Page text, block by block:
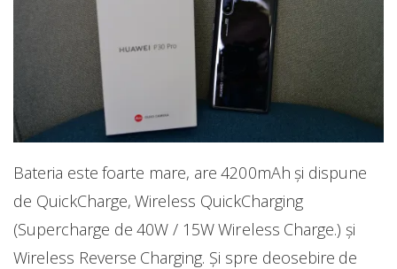
Bateria este foarte mare, are 4200mAh și dispune
de QuickCharge, Wireless QuickCharging
(Supercharge de 40W / 15W Wireless Charge.) și
Wireless Reverse Charging. Și spre deosebire de